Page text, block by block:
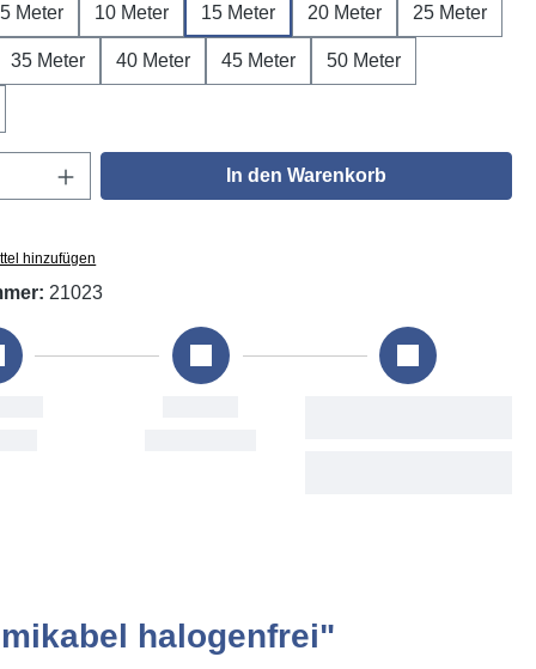
5 Meter 10 Meter 15 Meter 20 Meter 25 Meter
35 Meter 40 Meter 45 Meter 50 Meter
Gib den gewünschten Wert ein
In den Warenkorb
hinzufügen
21023
halogenfrei"